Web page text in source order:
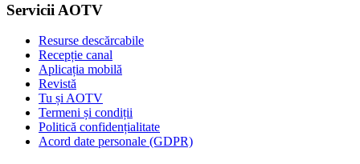
Servicii AOTV
Resurse descărcabile
Recepție canal
Aplicația mobilă
Revistă
Tu și AOTV
Termeni și condiții
Politică confidențialitate
Acord date personale (GDPR)